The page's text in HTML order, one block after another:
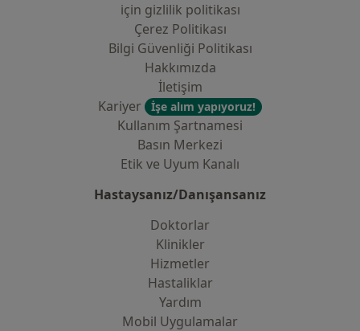
i̇çin gizlilik politikası
Çerez Politikası
Bilgi Güvenliği Politikası
Hakkımızda
İletişim
Kariyer
İşe alım yapıyoruz!
Kullanım Şartnamesi
Basın Merkezi
Etik ve Uyum Kanalı
Hastaysanız/Danışansanız
Doktorlar
Klinikler
Hizmetler
Hastaliklar
Yardım
Mobil Uygulamalar